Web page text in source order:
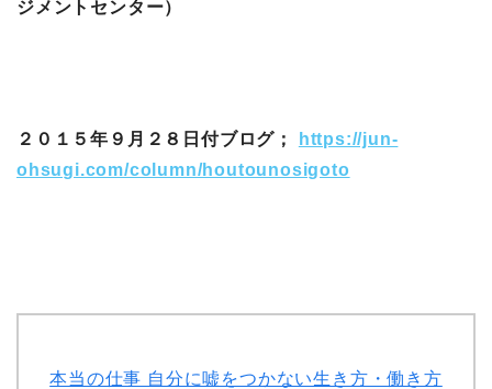
ジメントセンター）
２０１５年９月２８日付ブログ；
https://jun-
ohsugi.com/column/houtounosigoto
本当の仕事 自分に嘘をつかない生き方・働き方